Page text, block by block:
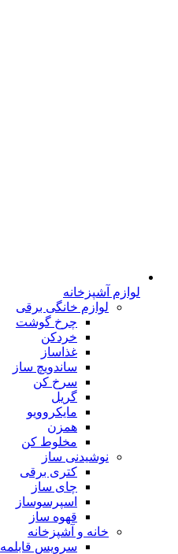
لوازم آشپزخانه
لوازم خانگی برقی
چرخ گوشت
خردکن
غذاساز
ساندویچ ساز
سرخ کن
گریل
مایکروویو
همزن
مخلوط کن
نوشیدنی ساز
کتری برقی
چای ساز
اسپرسوساز
قهوه ساز
خانه و آشپزخانه
سرویس قابلمه